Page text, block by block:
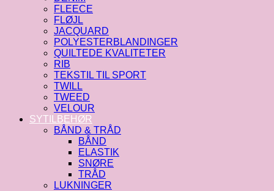
FLEECE
FLØJL
JACQUARD
POLYESTERBLANDINGER
QUILTEDE KVALITETER
RIB
TEKSTIL TIL SPORT
TWILL
TWEED
VELOUR
SYTILBEHØR
BÅND & TRÅD
BÅND
ELASTIK
SNØRE
TRÅD
LUKNINGER